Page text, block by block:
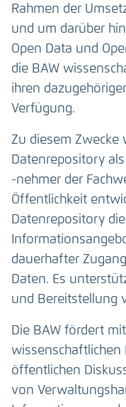
Rahmen der
und um darüber
Open Data und
die BAW
ihren
Verfügung.
Zu diesem Zwecke
Datenrepository
-nehmer der
Öffentlichkeit
Datenrepository
dauerhafter
Daten. Es
und Bereitstellung
Die BAW fördert
wissenschaftlichen
öffentlichen
von